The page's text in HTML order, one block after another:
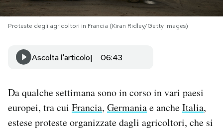
I MIEI PREFERITI
SHOP
AREA PERSONALE
Proteste degli agricoltori in Francia (Kiran Ridley/Getty Images)
Ascolta l'articolo 06:43
Da qualche settimana sono in corso in vari paesi
europei, tra cui Francia, Germaniae ancheItalia,
estese proteste organizzate dagli agricoltori, che si